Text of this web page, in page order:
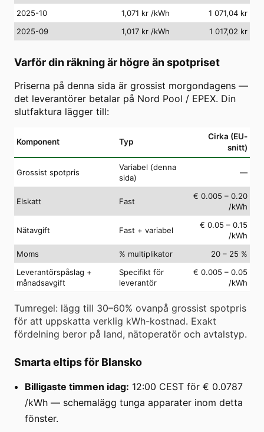
2025-10
1,071 kr /kWh
1 071,04 kr
2025-09
1,017 kr /kWh 1 017,02 kr
Varför din räkning är högre än spotpriset
Priserna på denna sida är grossist morgondagens —
det leverantörer betalar på Nord Pool / EPEX. Din
slutfaktura lägger till:
Komponent Typ
Cirka (EU-
snitt)
Grossist spotpris
Variabel (denna
sida)
—
Elskatt Fast
€ 0.005 – 0.20
/kWh
Nätavgift Fast + variabel
€ 0.05 – 0.15
/kWh
Moms
% multiplikator
20 – 25 %
Leverantörspåslag +
månadsavgift
Specifikt för
leverantör
€ 0.005 – 0.05
/kWh
Tumregel: lägg till 30–60% ovanpå grossist spotpris
för att uppskatta verklig kWh-kostnad. Exakt
fördelning beror på land, nätoperatör och avtalstyp.
Smarta eltips för Blansko
Billigaste timmen idag: 12:00 CEST för € 0.0787
/kWh — schemalägg tunga apparater inom detta
fönster.